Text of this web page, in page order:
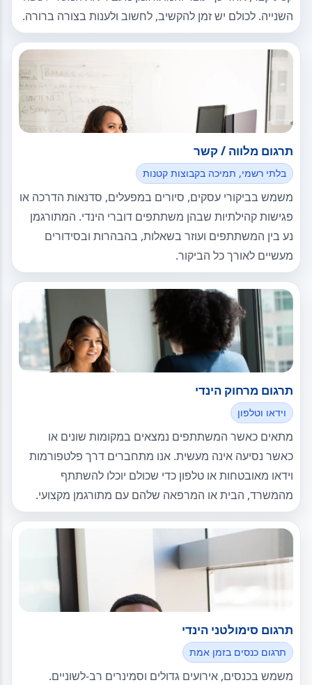
השנייה. לכולם יש זמן להקשיב, לחשוב ולענות בצורה ברורה.
תרגום מלווה / קשר
בלתי רשמי, תמיכה בקבוצות קטנות
משמש בביקורי עסקים, סיורים במפעלים, סדנאות הדרכה או
פגישות קהילתיות שבהן משתתפים דוברי הינדי. המתורגמן
נע בין המשתתפים ועוזר בשאלות, בהבהרות ובסידורים
מעשיים לאורך כל הביקור.
תרגום מרחוק הינדי
וידאו וטלפון
מתאים כאשר המשתתפים נמצאים במקומות שונים או
כאשר נסיעה אינה מעשית. אנו מתחברים דרך פלטפורמות
וידאו מאובטחות או טלפון כדי שכולם יוכלו להשתתף
מהמשרד, הבית או המרפאה שלהם עם מתורגמן מקצועי.
תרגום סימולטני הינדי
תרגום כנסים בזמן אמת
משמש בכנסים, אירועים גדולים וסמינרים רב-לשוניים.